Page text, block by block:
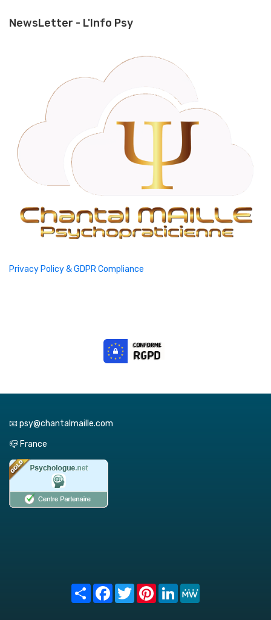
NewsLetter - L'Info Psy
Privacy Policy & GDPR Compliance
📧 psy@chantalmaille.com
📪 France
Share FacebookTwitterPinterest
LinkedIn